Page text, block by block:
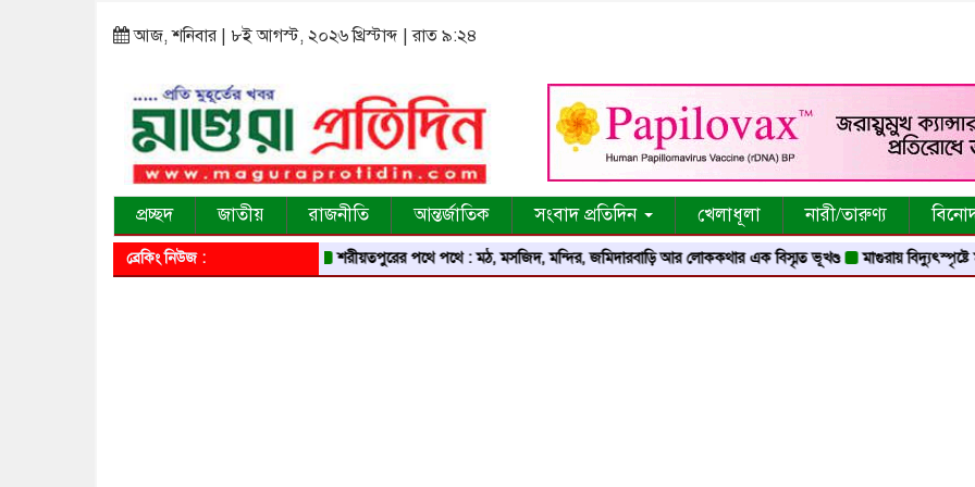
আজ, শনিবার | ৮ই আগস্ট, ২০২৬ খ্রিস্টাব্দ | রাত ৯:২৪
প্রচ্ছদ জাতীয় রাজনীতি আন্তর্জাতিক সংবাদ প্রতিদিন খেলাধূলা নারী/তারুণ্য
ব্রেকিং নিউজ : শরীয়তপুরের পথে পথে : মঠ, মসজিদ, মন্দির, জমিদারবাড়ি আর লোককথার এক বিস্মৃত ভূখণ্ড মাগুরায় বিদ্যুৎস্পৃষ্টে